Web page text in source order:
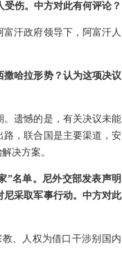
伤。中方对此有何评论？
汗政府领导下，阿富汗人
哈拉形势？认为这项决议
。遗憾的是，有关决议未能
路，联合国是主要渠道，安
决方案。
”名单。尼外交部发表声明
尼采取军事行动。中方对此
、人权为借口干涉别国内